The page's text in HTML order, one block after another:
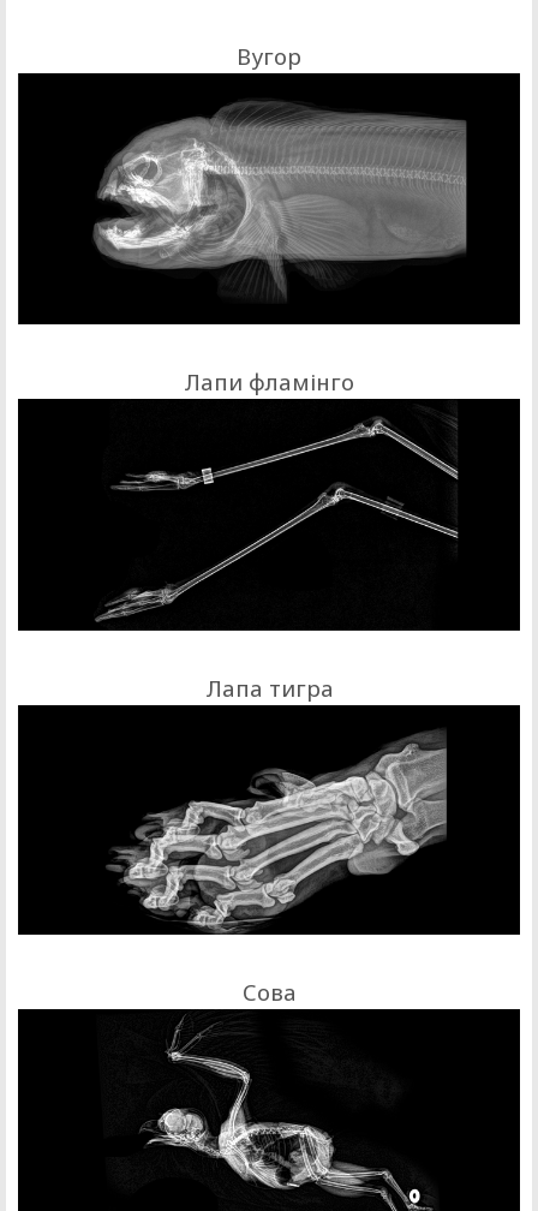
Вугор
Лапи фламінго
Лапа тигра
Сова